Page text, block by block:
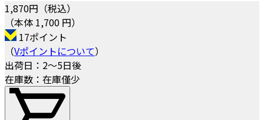
1,870円（税込）
（本体 1,700 円）
17ポイント
（Vポイントについて）
出荷日：2～5日後
在庫数：在庫僅少